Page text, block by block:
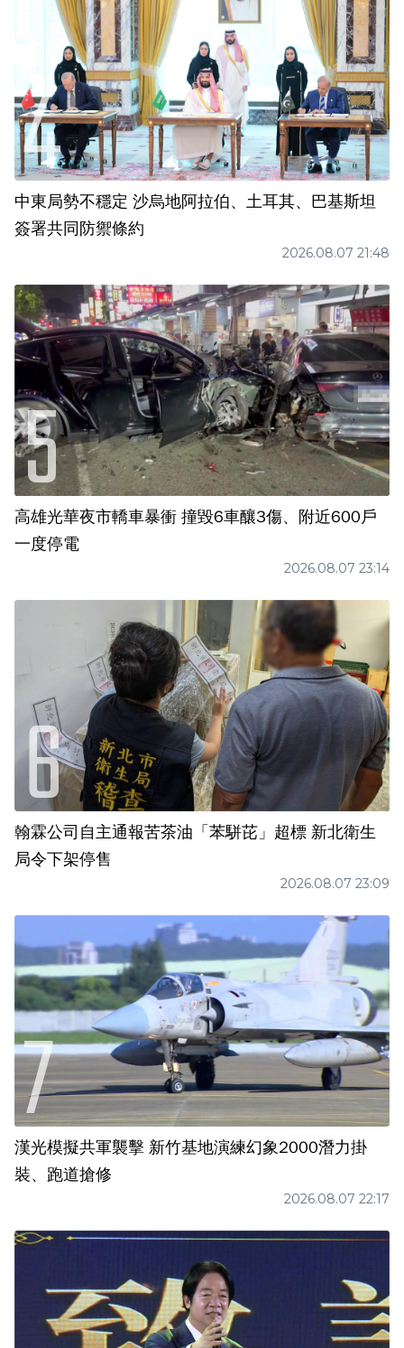
中東局勢不穩定 沙烏地阿拉伯、土耳其、巴基斯坦
簽署共同防禦條約
2026.08.07 21:48
高雄光華夜市轎車暴衝 撞毀6車釀3傷、附近600戶
一度停電
2026.08.07 23:14
翰霖公司自主通報苦茶油「苯駢芘」超標 新北衛生
局令下架停售
2026.08.07 23:09
漢光模擬共軍襲擊 新竹基地演練幻象2000潛力掛
裝、跑道搶修
2026.08.07 22:17